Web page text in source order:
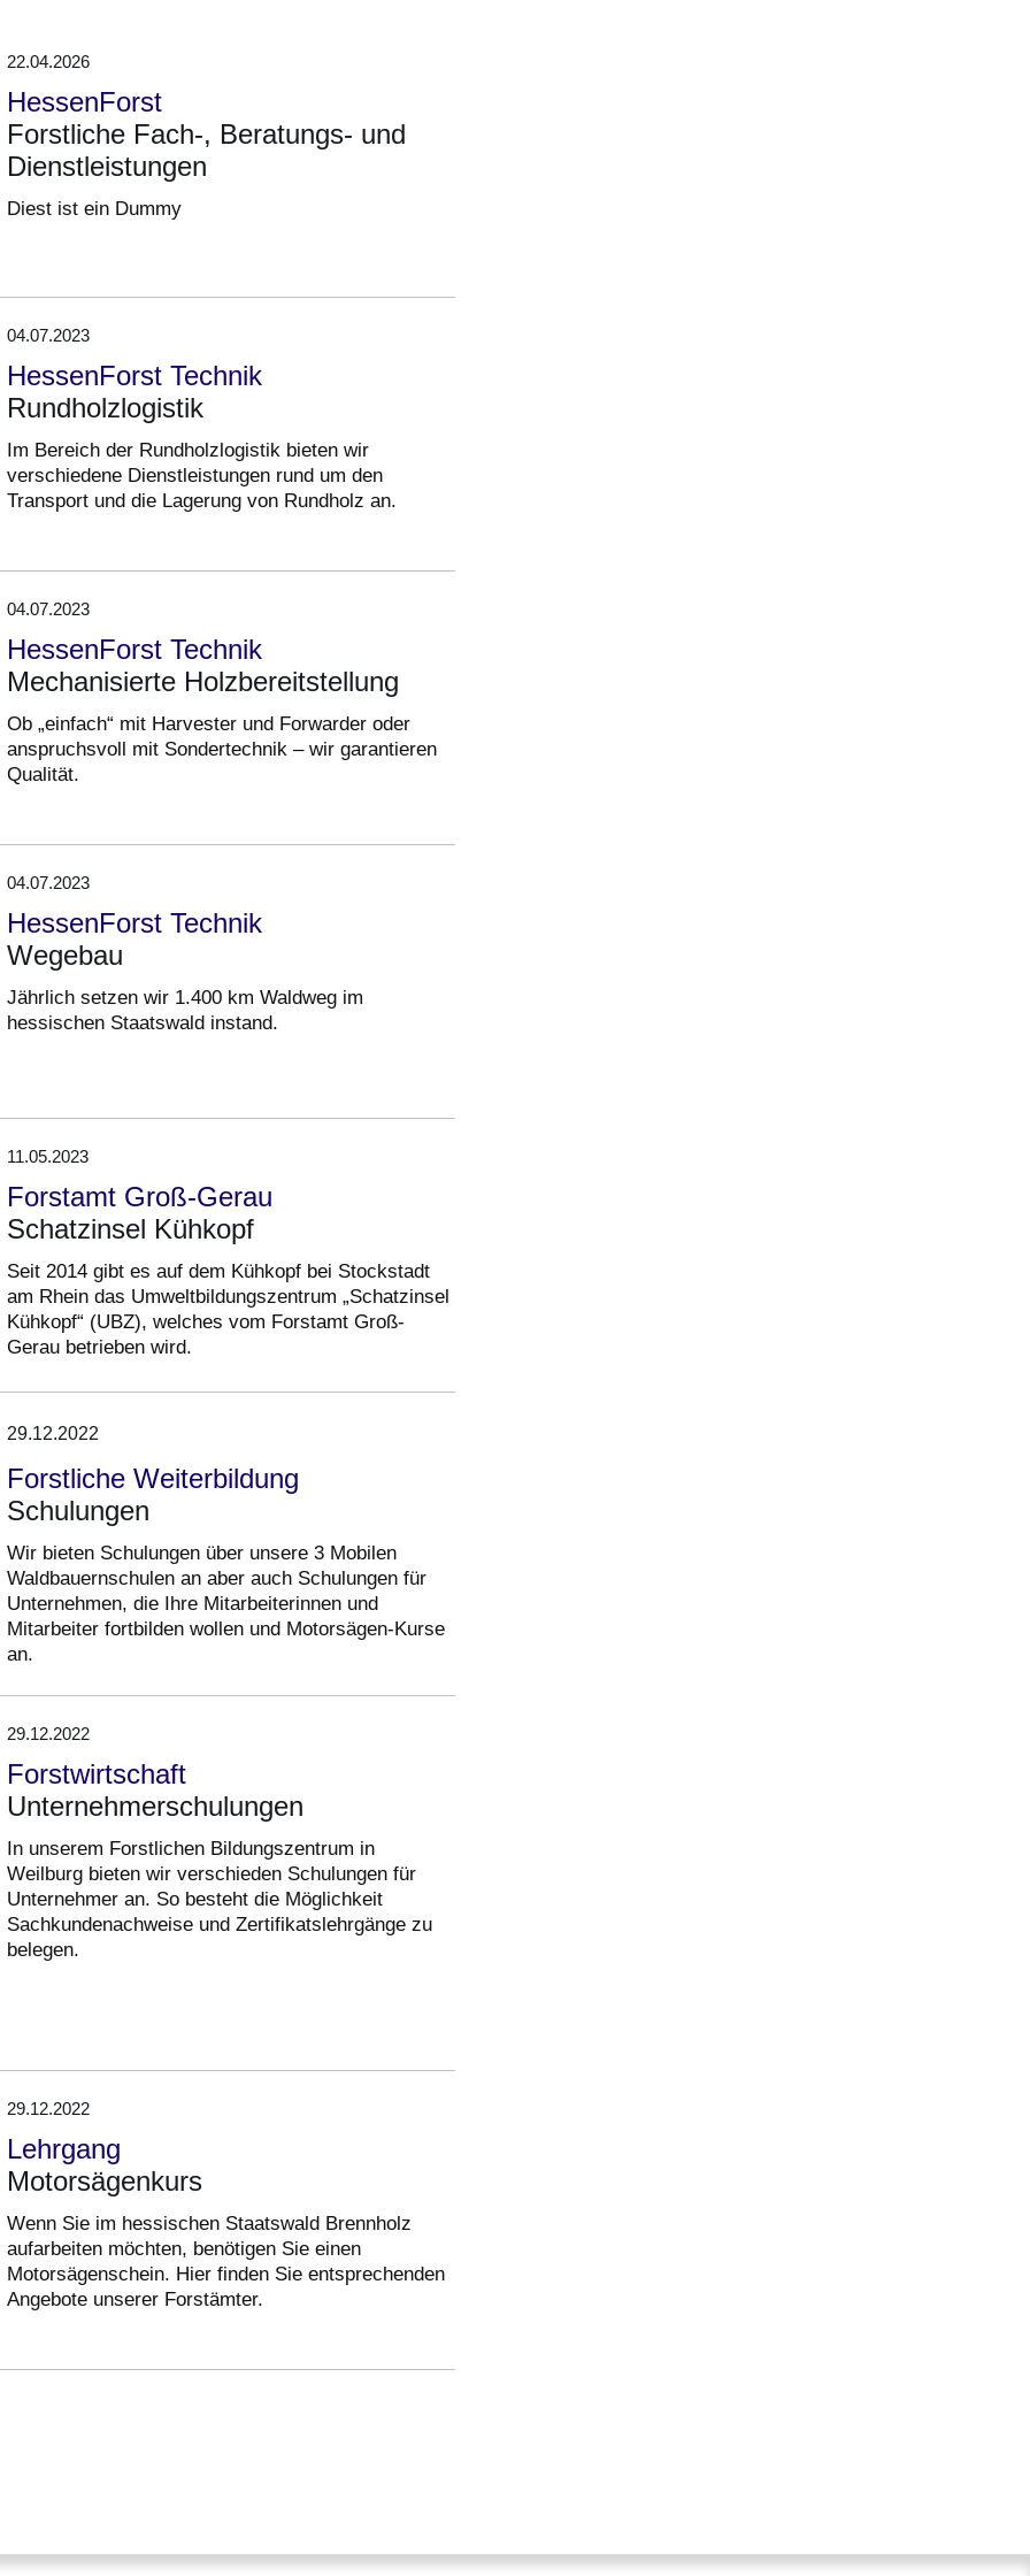
22.04.2026
HessenForst
Forstliche Fach-, Beratungs- und
Dienstleistungen
Diest ist ein Dummy
04.07.2023
HessenForst Technik
Rundholzlogistik
Im Bereich der Rundholzlogistik bieten wir
verschiedene Dienstleistungen rund um den
Transport und die Lagerung von Rundholz an.
04.07.2023
HessenForst Technik
Mechanisierte Holzbereitstellung
Ob „einfach“ mit Harvester und Forwarder oder
anspruchsvoll mit Sondertechnik – wir garantieren
Qualität.
04.07.2023
HessenForst Technik
Wegebau
Jährlich setzen wir 1.400 km Waldweg im
hessischen Staatswald instand.
11.05.2023
Forstamt Groß-Gerau
Schatzinsel Kühkopf
Seit 2014 gibt es auf dem Kühkopf bei Stockstadt
am Rhein das Umweltbildungszentrum „Schatzinsel
Kühkopf“ (UBZ), welches vom Forstamt Groß-
Gerau betrieben wird.
29.12.2022
Forstliche Weiterbildung
Schulungen
Wir bieten Schulungen über unsere 3 Mobilen
Waldbauernschulen an aber auch Schulungen für
Unternehmen, die Ihre Mitarbeiterinnen und
Mitarbeiter fortbilden wollen und Motorsägen-Kurse
an.
29.12.2022
Forstwirtschaft
Unternehmerschulungen
In unserem Forstlichen Bildungszentrum in
Weilburg bieten wir verschieden Schulungen für
Unternehmer an. So besteht die Möglichkeit
Sachkundenachweise und Zertifikatslehrgänge zu
belegen.
29.12.2022
Lehrgang
Motorsägenkurs
Wenn Sie im hessischen Staatswald Brennholz
aufarbeiten möchten, benötigen Sie einen
Motorsägenschein. Hier finden Sie entsprechenden
Angebote unserer Forstämter.